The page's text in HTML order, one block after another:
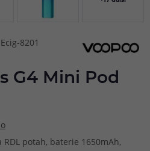
8201
G4 Mini Pod
potah, baterie 1650mAh,